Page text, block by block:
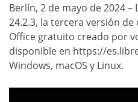
Berlín, 2 de mayo de 2024
24.2.3, la tercera versión
Office gratuito creado por
disponible en https://
Windows, macOS y Linux.